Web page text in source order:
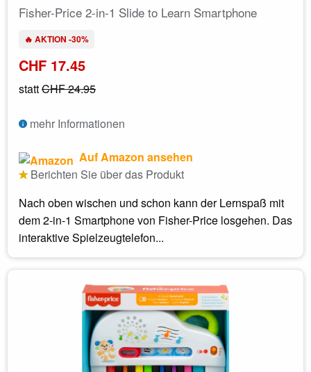
Fisher-Price 2-in-1 Slide to Learn Smartphone
🔥 AKTION -30%
CHF 17.45
stattCHF 24.95
mehr Informationen
Auf Amazon ansehen
Berichten Sie über das Produkt
Nach oben wischen und schon kann der Lernspaß mit
dem 2-in-1 Smartphone von Fisher-Price losgehen. Das
interaktive Spielzeugtelefon...